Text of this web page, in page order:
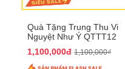
Quà Tặng Trung Thu Vi
Nguyệt Như Ý QTTT12
1,100,000đ 1,100,000₫